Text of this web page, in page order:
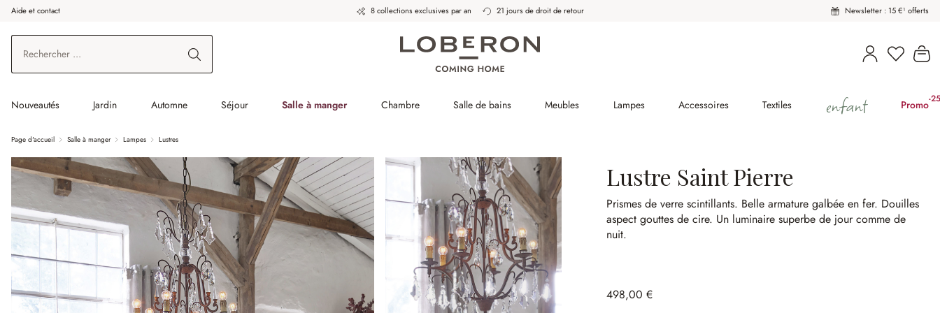
au contenu principal
Aller à la recherche
Aller à la navigation principale
Aide et contact 8 collections exclusives par an 21 jours de droit de retour Newsletter : 15 €¹ offerts
Vous
Nouveautés Jardin Automne Séjour Salle à manger Chambre Salle de bains Meubles Lampes Accessoires Textiles enfant Promo-
Page d'accueil Salle à manger Lampes Lustres
Lustre Saint Pierre
Prismes de verre scintillants. Belle armature galbée en fer. Douilles
aspect gouttes de cire. Un luminaire superbe de jour comme de
nuit.
498,00 €